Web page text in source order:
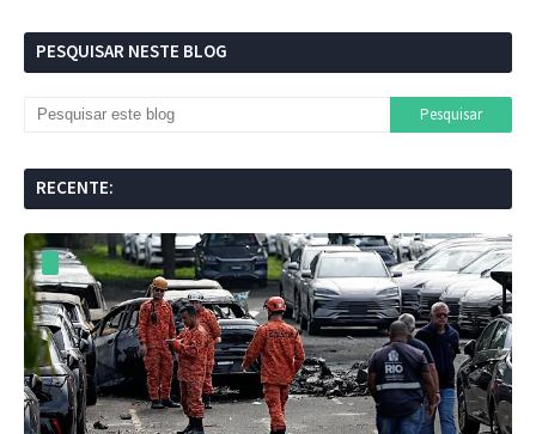
PESQUISAR NESTE BLOG
RECENTE: